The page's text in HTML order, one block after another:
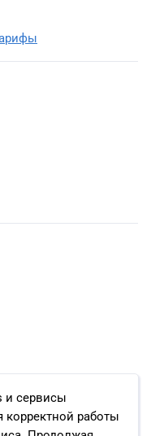
и сервисы
корректной работы